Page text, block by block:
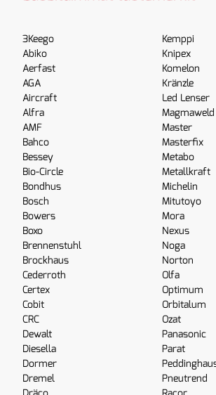
3Keego
Abiko
Aerfast
AGA
Aircraft
Alfra
AMF
Bahco
Bessey
Bio-Circle
Bondhus
Bosch
Bowers
Boxo
Brennenstuhl
Brockhaus
Cederroth
Certex
Cobit
CRC
Dewalt
Diesella
Dormer
Dremel
Kemppi
Knipex
Komelon
Kränzle
Led Lenser
Magmaweld
Master
Masterfix
Metabo
Metallkraft
Michelin
Mitutoyo
Mora
Nexus
Noga
Norton
Olfa
Optimum
Orbitalum
Ozat
Panasonic
Parat
Pneutrend